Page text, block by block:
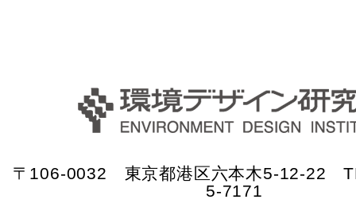
〒106-0032 東京都港区六本木5-12-22
5-7171